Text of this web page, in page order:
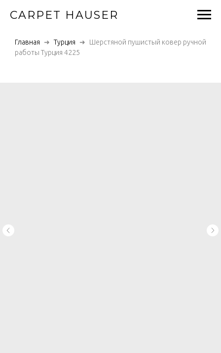
CARPET HAUSER
Главная Турция
Шерстяной пушистый ковер ручной
работы Турция 4225